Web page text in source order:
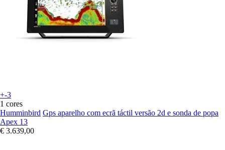
+-3
1 cores
Humminbird Gps aparelho com ecrã táctil versão 2d e sonda de popa
Apex 13
€ 3.639,00